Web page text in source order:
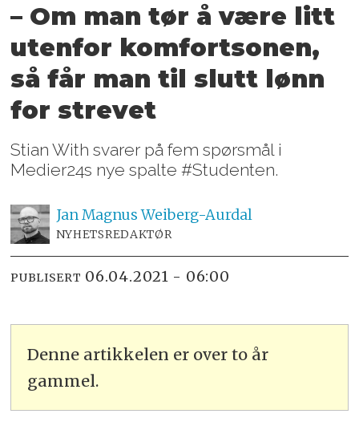
– Om man tør å være litt
utenfor komfortsonen,
så får man til slutt lønn
for strevet
Stian With svarer på fem spørsmål i
Medier24s nye spalte #Studenten.
Jan Magnus Weiberg-Aurdal
NYHETSREDAKTØR
PUBLISERT 06.04.2021 - 06:00
Denne artikkelen er over to år
gammel.